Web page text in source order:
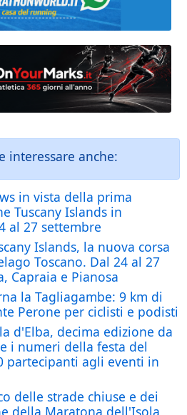
interessare anche:
in vista della prima
Tuscany Islands in
al 27 settembre
Islands, la nuova corsa
Toscano. Dal 24 al 27
Capraia e Pianosa
la Tagliagambe: 9 km di
Perone per ciclisti e podisti
d'Elba, decima edizione da
i numeri della festa del
partecipanti agli eventi in
delle strade chiuse e dei